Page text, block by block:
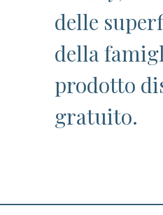
delle
della
prodotto
gratuito.